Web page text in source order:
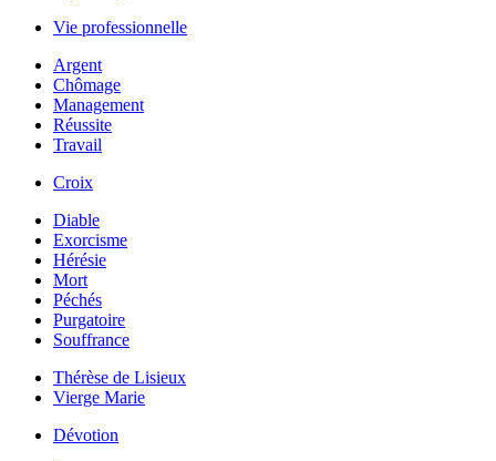
Vie professionnelle
Argent
Chômage
Management
Réussite
Travail
Croix
Diable
Exorcisme
Hérésie
Mort
Péchés
Purgatoire
Souffrance
Thérèse de Lisieux
Vierge Marie
Dévotion